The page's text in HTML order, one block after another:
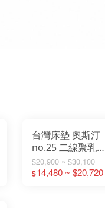
台灣床墊 奧斯汀
no.25 二線聚乳膠
高筒獨立筒 床墊
3.5尺單人加大床墊
$20,900 ~ $30,100
$14,480 ~ $20,720